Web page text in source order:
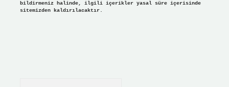
bildirmeniz halinde, ilgili içerikler yasal süre içerisinde
sitemizden kaldırılacaktır.